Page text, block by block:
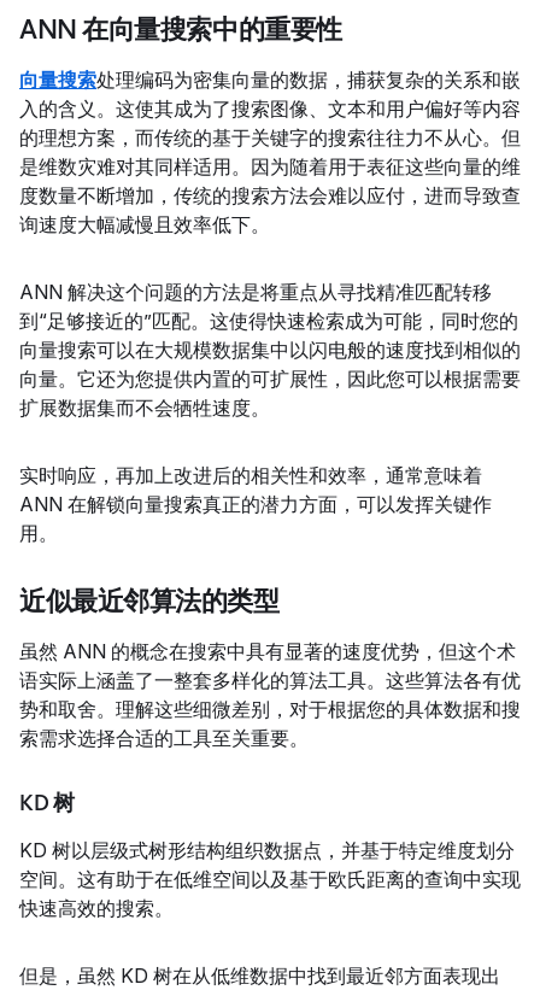
ANN 在向量搜索中的重要性
向量搜索处理编码为密集向量的数据，捕获复杂的关系和嵌
入的含义。这使其成为了搜索图像、文本和用户偏好等内容
的理想方案，而传统的基于关键字的搜索往往力不从心。但
是维数灾难对其同样适用。因为随着用于表征这些向量的维
度数量不断增加，传统的搜索方法会难以应付，进而导致查
询速度大幅减慢且效率低下。
ANN 解决这个问题的方法是将重点从寻找精准匹配转移
到“足够接近的”匹配。这使得快速检索成为可能，同时您的
向量搜索可以在大规模数据集中以闪电般的速度找到相似的
向量。它还为您提供内置的可扩展性，因此您可以根据需要
扩展数据集而不会牺牲速度。
实时响应，再加上改进后的相关性和效率，通常意味着
ANN 在解锁向量搜索真正的潜力方面，可以发挥关键作
用。
近似最近邻算法的类型
虽然 ANN 的概念在搜索中具有显著的速度优势，但这个术
语实际上涵盖了一整套多样化的算法工具。这些算法各有优
势和取舍。理解这些细微差别，对于根据您的具体数据和搜
索需求选择合适的工具至关重要。
KD 树
KD 树以层级式树形结构组织数据点，并基于特定维度划分
空间。这有助于在低维空间以及基于欧氏距离的查询中实现
快速高效的搜索。
但是，虽然 KD 树在从低维数据中找到最近邻方面表现出